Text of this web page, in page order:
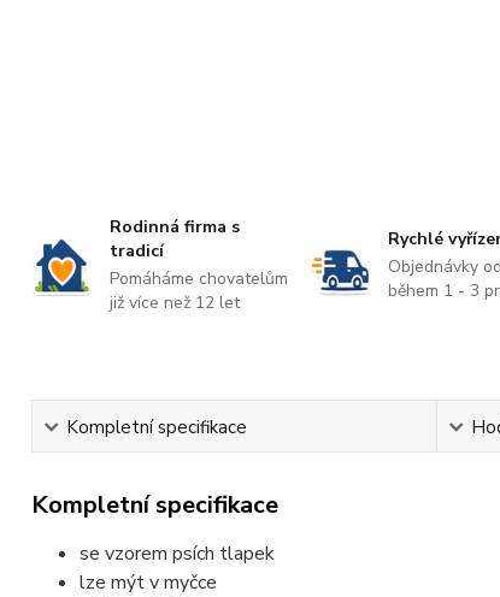
Rodinná firma s
tradicí
Pomáháme chovatelům
již více než 12 let
Rychlé
Objednávky
během 1 - 3
Kompletní specifikace
Kompletní specifikace
se vzorem psích tlapek
lze mýt v myčce